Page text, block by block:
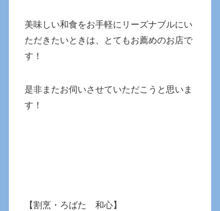
美味しい和食をお手軽にリーズナブルにい
ただきたいときは、とてもお薦めのお店で
す！
是非またお伺いさせていただこうと思いま
す！
【割烹・ろばた 和心】